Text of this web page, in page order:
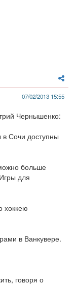
07/02/2013 15:55
Чернышенко:
Сочи доступны
больше
для
хоккею
в Ванкувере.
говоря о